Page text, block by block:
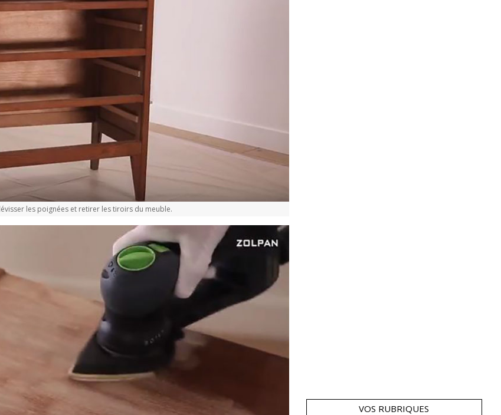
les poignées et retirer les tiroirs du meuble.
VOS RUBRIQUES